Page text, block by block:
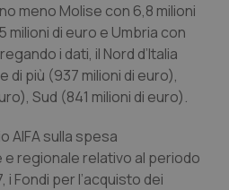
meno Molise con 6,8 milioni
milioni di euro e Umbria con
i dati, il Nord d’Italia
di più (937 milioni di euro),
Sud (841 milioni di euro).
AIFA sulla spesa
regionale relativo al periodo
Fondi per l’acquisto dei